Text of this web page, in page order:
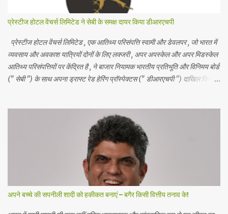
प्रेस्टीज होटल वेंचर्स लिमिटेड ने सेबी के समक्ष दायर किया डीआरएचपी
प्रेस्टीज होटल वेंचर्स लिमिटेड , एक आतिथ्य परिसंपत्ति स्वामी और डेवलपर , जो भारत में
व्यवसाय और अवकाश यात्रियों दोनों के लिए लक्जरी , अपर अपस्केल और अपर मिडस्केल
आतिथ्य परिसंपत्तियों पर केंद्रित है , ने बाजार नियामक भारतीय प्रतिभूति और विनिमय बोर्ड
(" सेबी ") के साथ अपना ड्राफ्ट रेड हेरिंग प्रॉस्पेक्टस (" डीआरएचपी ") दाखिल किया
का प्रस्ताव है , जो कुल मिलाकर 1000 करोड़ रुपये तक है। बिक्री के प्रस्ताव में
प्रेस्टीज एस्टेट्स प्रोजेक्ट्स लिमिटेड ( प्रवर्तक विक्रय शेयरधारक ) द्वारा ₹ 5 अंकित
मूल्य के इक्विटी शेयर शामिल हैं। प्रेस्टीज होटल वेंचर्स लिमिटेड ने शुद्ध आय से 1121.276
करोड़ रुपये की अनुमानित राशि का उपयोग करने का प्रस्ताव किया है , जो कंपनी और
अपने बच्चे की सपनीली शादी को हकीकत बनाएं – बगैर किसी वित्तीय तनाव के!